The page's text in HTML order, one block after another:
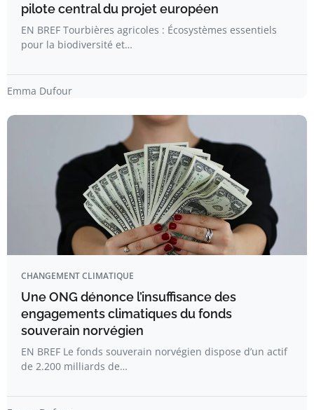
pilote central du projet européen
EN BREF Tourbières agricoles : Écosystèmes essentiels
pour la biodiversité et…
Emma Dufour
CHANGEMENT CLIMATIQUE
Une ONG dénonce l’insuffisance des
engagements climatiques du fonds
souverain norvégien
EN BREF Le fonds souverain norvégien dispose d’un actif
de 2.200 milliards de…